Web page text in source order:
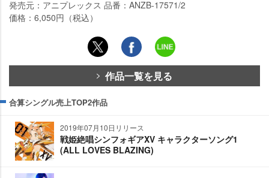
発売元：アニプレックス 品番：ANZB-17571/2
価格：6,050円（税込）
作品一覧を見る
合算シングル売上TOP2作品
2019年07月10日リリース
戦姫絶唱シンフォギアXV キャラクターソング1
(ALL LOVES BLAZING)